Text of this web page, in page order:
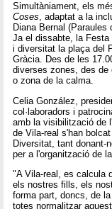
Simultàniament, els
Coses, adaptat a la
Diana Bernal (Paraules
Ja el dissabte, la
i diversitat la plaça del
Gràcia. Des de les
diverses zones, des
o zona de la calma.
Celia González,
col·laboradors i
amb la visibilització de
de Vila-real s'han
Diversitat, tant donant-
per a l'organització de
"A Vila-real, es calcula
els nostres fills, els
forma part, doncs, de
totes normalitzar